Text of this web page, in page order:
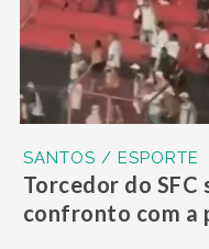
SANTOS / ESPORTE
Torcedor do SFC
confronto com a